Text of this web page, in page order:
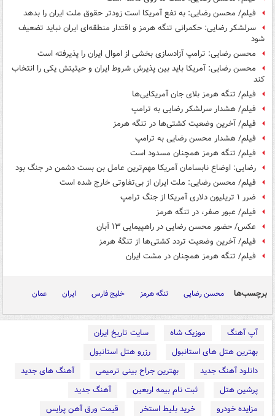
فیلم/ محسن رضایی: به نفع آمریکا است زودتر حقوق ملت ایران را بدهد
سرلشکر رضایی: حکمرانی تنگه هرمز و اقتدار منطقه‌ای ایران نباید تضعیف
شود
محسن رضایی: ترامپ آزادسازی بخشی از اموال ایران را پذیرفته است
محسن رضایی: آمریکا باید بین پذیرش شروط ایران و حیثیتش یکی را انتخاب
کند
فیلم/ تنگه هرمز بلای جان آمریکایی‌ها
فیلم/ هشدار سرلشکر رضایی به ترامپ
فیلم/ آخرین وضعیت کشتی‌ها در تنگه هرمز
فیلم/ هشدار محسن رضایی به ترامپ
فیلم/ تنگه هرمز همچنان مسدود است
رضایی: اوضاع نابسامان آمریکا مهم‌ترین عامل بن بست دشمن در جنگ بود
فیلم/ محسن رضایی: ملت ایران از بی‌تفاوتی خارج شده است
ضرر ۱ تریلیون دلاری آمریکا از جنگ ترامپ
فیلم/ عبور صفر، در تنگه هرمز
عکس/ حضور محسن رضایی در راهپیمایی ۱۳ آبان
فیلم/ آخرین وضعیت تردد کشتی‌ها از تنگهٔ هرمز
فیلم/ تنگه هرمز همچنان در مشت ایران
برچسب‌ها محسن رضایی تنگه هرمز خلیج فارس ایران عمان
آپ آهنگ موزیک شاه
سایت تاریخ ایران
بهترین هتل های استانبول
رزرو هتل استانبول
دانلود آهنگ جدید
بهترین جراح بینی ترمیمی
آهنگ های جدید
پرشین هتل
ثبت نام بیمه اربعین
آهنگ جدید
مزایده خودرو
خرید بلیط استخر
قیمت ورق آهن پرایس